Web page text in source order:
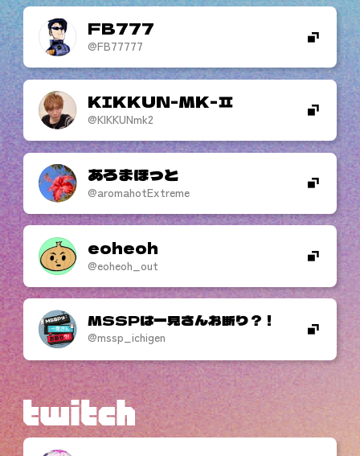
FB777
@FB77777
KIKKUN-MK-
@KIKKUNmk2
あろまほっと
@aromahotExtreme
eoheoh
@eoheoh_out
MSSPは一見さんお断り？！
@mssp_ichigen